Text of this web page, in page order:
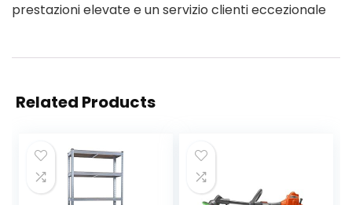
prestazioni elevate e un servizio clienti eccezionale
Related Products